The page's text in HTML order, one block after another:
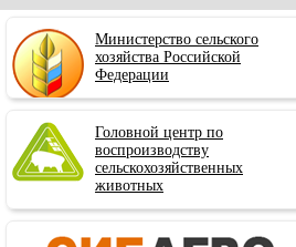
Министерство сельского
хозяйства Российской
Федерации
Головной центр по
воспроизводству
сельскохозяйственных
животных